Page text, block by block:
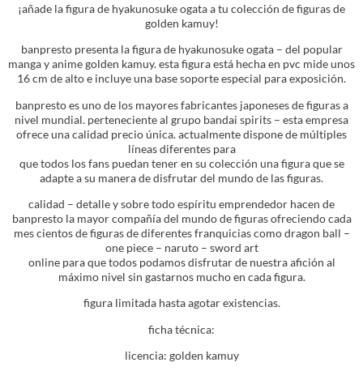
¡añade la figura de hyakunosuke ogata a tu colección de figuras de
golden kamuy!
banpresto presenta la figura de hyakunosuke ogata – del popular
manga y anime golden kamuy. esta figura está hecha en pvc mide unos
16 cm de alto e incluye una base soporte especial para exposición.
banpresto es uno de los mayores fabricantes japoneses de figuras a
nivel mundial. perteneciente al grupo bandai spirits – esta empresa
ofrece una calidad precio única. actualmente dispone de múltiples
líneas diferentes para
que todos los fans puedan tener en su colección una figura que se
adapte a su manera de disfrutar del mundo de las figuras.
calidad – detalle y sobre todo espíritu emprendedor hacen de
banpresto la mayor compañía del mundo de figuras ofreciendo cada
mes cientos de figuras de diferentes franquicias como dragon ball –
one piece – naruto – sword art
online para que todos podamos disfrutar de nuestra afición al
máximo nivel sin gastarnos mucho en cada figura.
figura limitada hasta agotar existencias.
ficha técnica:
licencia: golden kamuy